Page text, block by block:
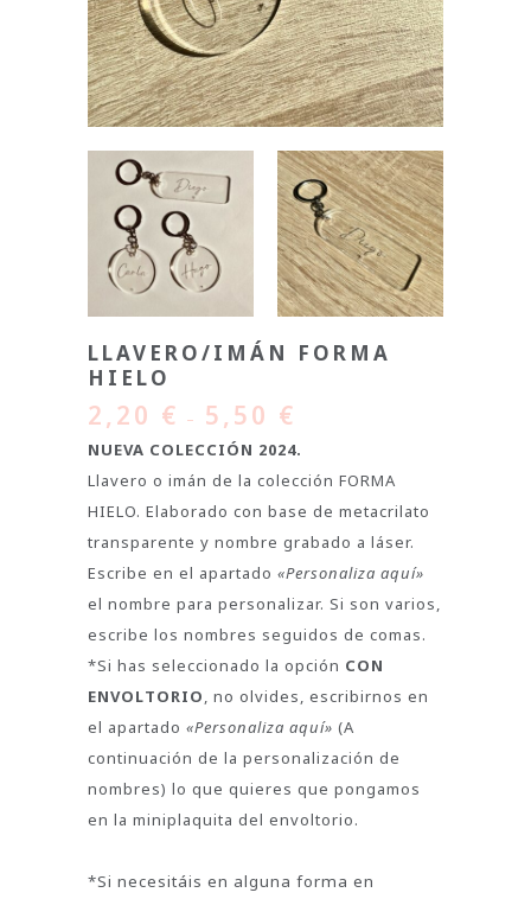
LLAVERO/IMÁN FORMA
HIELO
2,20 € – 5,50 €
NUEVA COLECCIÓN 2024.
Llavero o imán de la colección FORMA
HIELO. Elaborado con base de metacrilato
transparente y nombre grabado a láser.
Escribe en el apartado «Personaliza aquí»
el nombre para personalizar. Si son varios,
escribe los nombres seguidos de comas.
*Si has seleccionado la opción CON
ENVOLTORIO, no olvides, escribirnos en
el apartado «Personaliza aquí» (A
continuación de la personalización de
nombres) lo que quieres que pongamos
en la miniplaquita del envoltorio.
*Si necesitáis en alguna forma en